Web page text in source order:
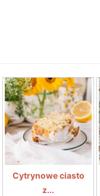
Cytrynowe ciasto
z...